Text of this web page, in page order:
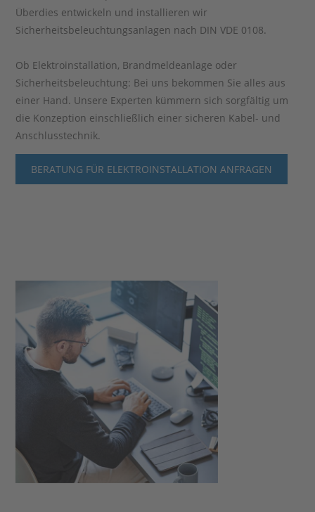
Überdies entwickeln und installieren wir
Sicherheitsbeleuchtungsanlagen nach DIN VDE 0108.
Ob Elektroinstallation, Brandmeldeanlage oder
Sicherheitsbeleuchtung: Bei uns bekommen Sie alles aus
einer Hand. Unsere Experten kümmern sich sorgfältig um
die Konzeption einschließlich einer sicheren Kabel- und
Anschlusstechnik.
BERATUNG FÜR ELEKTROINSTALLATION ANFRAGEN